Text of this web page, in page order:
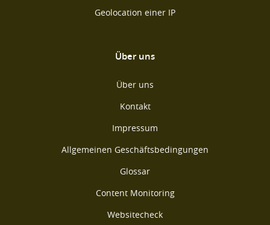
Geolocation einer IP
Über uns
Über uns
Kontakt
Impressum
Allgemeinen Geschäftsbedingungen
Glossar
Content Monitoring
Websitecheck